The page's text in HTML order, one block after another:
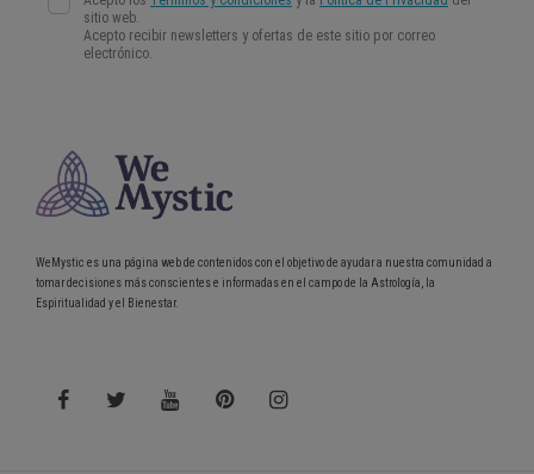
WeMystic es una página web de contenidos con el objetivo de ayudar a nuestra comunidad a
tomar decisiones más conscientes e informadas en el campo de la Astrología, la
Espiritualidad y el Bienestar.